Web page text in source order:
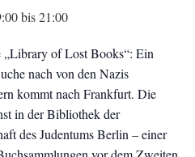
bis21:00
„Library of Lost Books“: Ein
nach von den Nazis
kommt nach Frankfurt. Die
in der Bibliothek der
des Judentums Berlin – einer